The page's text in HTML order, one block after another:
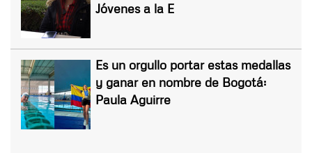
Jóvenes a la E
Es un orgullo portar estas medallas
y ganar en nombre de Bogotá:
Paula Aguirre